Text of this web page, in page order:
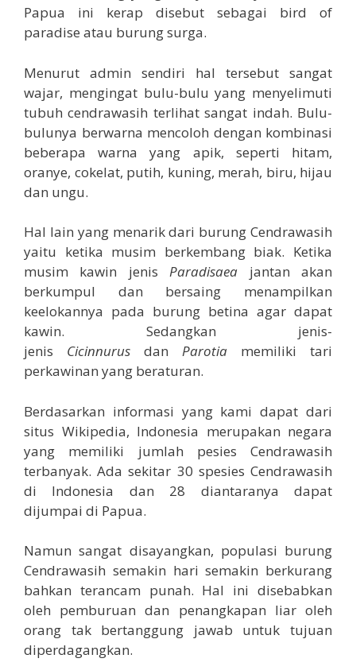
Papua ini kerap disebut sebagai bird of
paradise atau burung surga.
Menurut admin sendiri hal tersebut sangat
wajar, mengingat bulu-bulu yang menyelimuti
tubuh cendrawasih terlihat sangat indah. Bulu-
bulunya berwarna mencoloh dengan kombinasi
beberapa warna yang apik, seperti hitam,
oranye, cokelat, putih, kuning, merah, biru, hijau
dan ungu.
Hal lain yang menarik dari burung Cendrawasih
yaitu ketika musim berkembang biak. Ketika
musim kawin jenisParadisaea jantan akan
berkumpul dan bersaing menampilkan
keelokannya pada burung betina agar dapat
kawin. Sedangkan jenis-
jenis Cicinnurus dan Parotia memiliki tari
perkawinan yang beraturan.
Berdasarkan informasi yang kami dapat dari
situs Wikipedia, Indonesia merupakan negara
yang memiliki jumlah pesies Cendrawasih
terbanyak. Ada sekitar 30 spesies Cendrawasih
di Indonesia dan 28 diantaranya dapat
dijumpai di Papua.
Namun sangat disayangkan, populasi burung
Cendrawasih semakin hari semakin berkurang
bahkan terancam punah. Hal ini disebabkan
oleh pemburuan dan penangkapan liar oleh
orang tak bertanggung jawab untuk tujuan
diperdagangkan.